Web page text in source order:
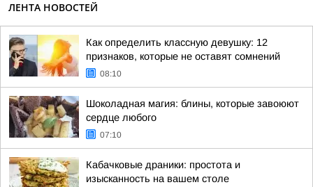
ЛЕНТА НОВОСТЕЙ
Как определить классную девушку: 12
признаков, которые не оставят сомнений
08:10
Шоколадная магия: блины, которые завоюют
сердце любого
07:10
Кабачковые драники: простота и
изысканность на вашем столе